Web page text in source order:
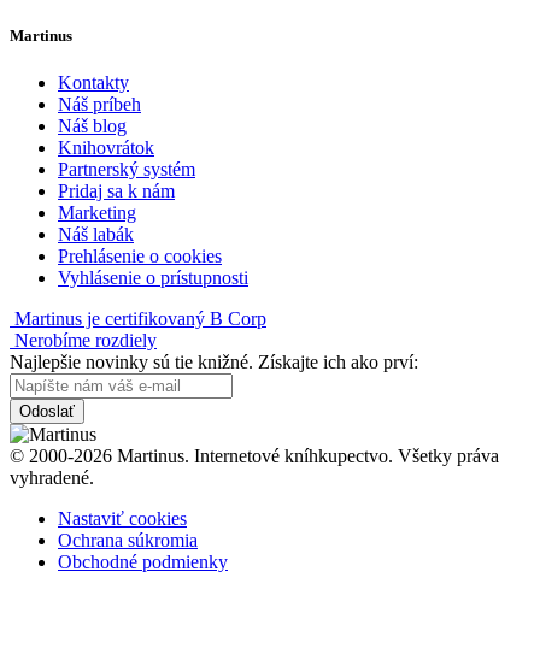
Martinus
Kontakty
Náš príbeh
Náš blog
Knihovrátok
Partnerský systém
Pridaj sa k nám
Marketing
Náš labák
Prehlásenie o cookies
Vyhlásenie o prístupnosti
Martinus je certifikovaný B Corp
Nerobíme rozdiely
Najlepšie novinky sú tie knižné. Získajte ich ako prví:
Odoslať
© 2000-2026 Martinus. Internetové kníhkupectvo. Všetky práva
vyhradené.
Nastaviť cookies
Ochrana súkromia
Obchodné podmienky